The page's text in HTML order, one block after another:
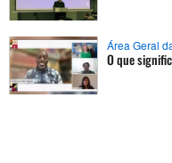
Área Geral
O que